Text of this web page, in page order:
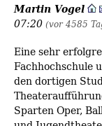
Martin Vogel
07:20 (vor 4585
Eine sehr
Fachhochschule
den dortigen
Sparten Oper,